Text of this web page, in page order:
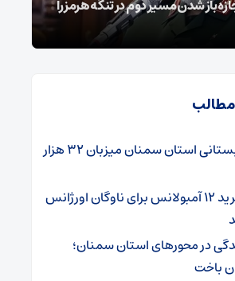
باز شدن مسیر دوم در تنگه هرمز را
۲۷۹ پایگاه تابستانی استان سمنان میزبان ۳۲ هزار
تفاهم‌نامه خرید ۱۲ آمبولانس برای ناوگان اورژانس
در محورهای استان سمنان؛